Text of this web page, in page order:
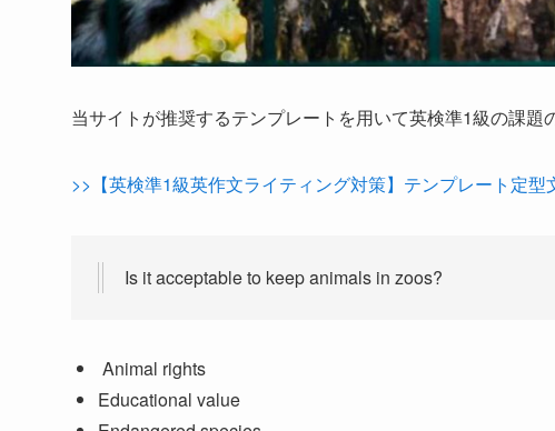
当サイトが推奨するテンプレートを用いて英検準1級の課題
>>【英検準1級英作文ライティング対策】テンプレート定型
Is it acceptable to keep animals in zoos?
Animal rights
Educational value